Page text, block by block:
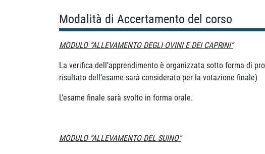
Modalità di Accertamento del corso
MODULO “ALLEVAMENTO DEGLI OVINI E DEI CAPRINI”
La verifica dell’apprendimento è organizzata sotto forma di
risultato dell’esame sarà considerato per la votazione finale)
L’esame finale sarà svolto in forma orale.
MODULO “ALLEVAMENTO DEL SUINO”